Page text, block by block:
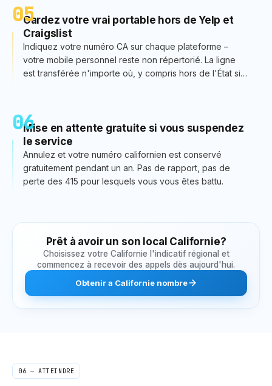
05Gardez votre vrai portable hors de Yelp et
Craigslist
Indiquez votre numéro CA sur chaque plateforme –
votre mobile personnel reste non répertorié. La ligne
est transférée n'importe où, y compris hors de l'État si
06Mise en attente gratuite si vous suspendez
le service
Annulez et votre numéro californien est conservé
gratuitement pendant un an. Pas de rapport, pas de
perte des 415 pour lesquels vous vous êtes battu.
Prêt à avoir un son local Californie?
Choisissez votre Californie l'indicatif régional et
commencez à recevoir des appels dès aujourd'hui.
Obtenira Californienombre
06 — ATTEINDRE